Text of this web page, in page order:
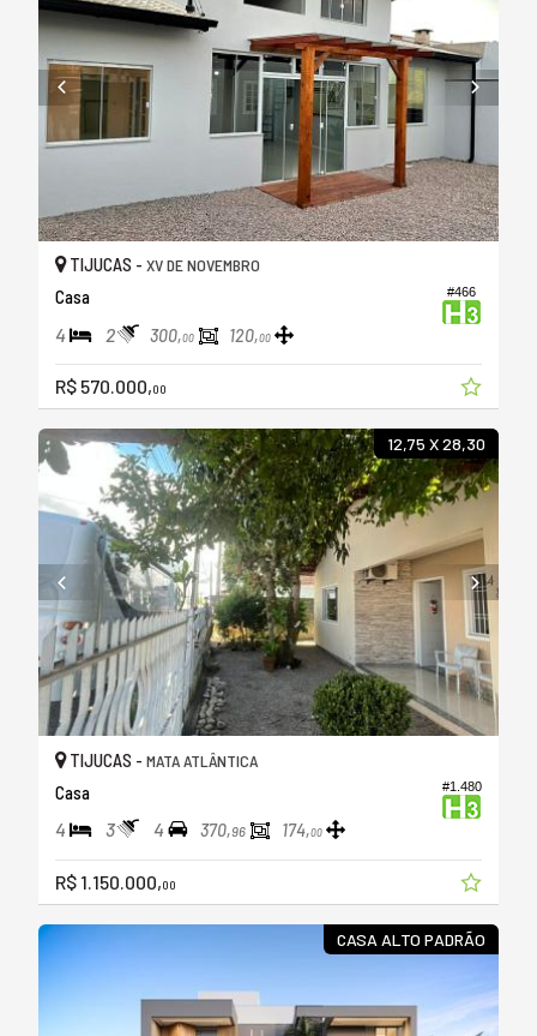
#466
TIJUCAS - XV DE NOVEMBRO
Casa
4 2 300,00 120,00
R$ 570.000,00
12,75 X 28,30
#1.480
TIJUCAS - MATA ATLÂNTICA
Casa
4 3 4 370,96 174,00
R$ 1.150.000,00
CASA ALTO PADRÃO